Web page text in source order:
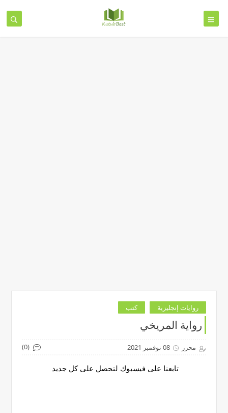
روايات إنجليزية كتب
رواية المريخي
محرر 08 نوفمبر 2021 (0)
تابعنا على فيسبوك لتحصل على كل جديد